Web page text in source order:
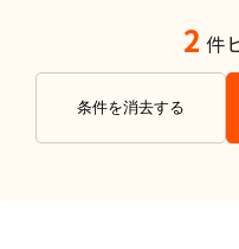
2 件
条件を消去する